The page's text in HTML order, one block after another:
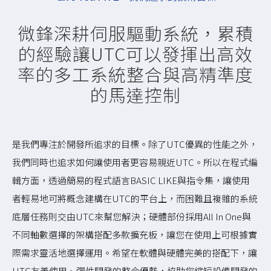
微鋒深耕伺服驅動系統，累積
的經驗讓UTC可以發揮出高效
率的多工系統整合與高精準度
的馬達控制
是我們專注於開發所追求的目標。除了UTC優異的性能之外，
我們同時也追求如何讓使用者更容易親近UTC。所以在程式編
輯方面，透過簡易的程式語言BASIC LIKE與指令集，讓使用
者輕易地可將概念建構在UTC的平台上，而困難且複雜的系統
底層任務則交由UTC來幫您解決；硬體部份採用All In One與
不同軸數選擇的架構搭配多款擴充板，讓您在使用上可根據實
際需求靈活地選擇運用。希望在軟體與硬體完美的搭配下，讓